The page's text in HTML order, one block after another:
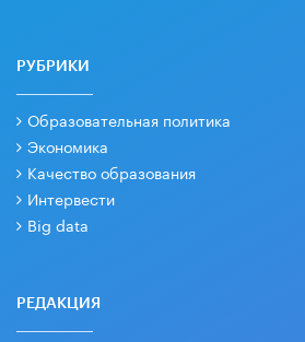
РУБРИКИ
Образовательная политика
Экономика
Качество образования
Интервести
Big data
РЕДАКЦИЯ